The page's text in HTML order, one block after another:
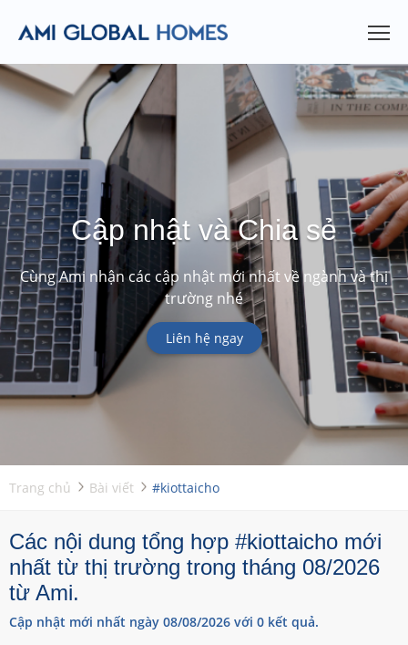
Cập nhật và Chia sẻ
Cùng Ami nhận các cập nhật mới nhất về ngành và thị
trường nhé
Liên hệ ngay
Trang chủ Bài viết #kiottaicho
Các nội dung tổng hợp #kiottaicho mới
nhất từ thị trường trong tháng 08/2026
từ Ami.
Cập nhật mới nhất ngày 08/08/2026 với 0 kết quả.